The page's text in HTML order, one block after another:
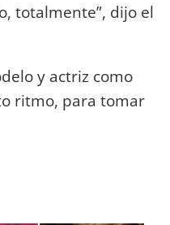
totalmente”, dijo el
y actriz como
ritmo, para tomar